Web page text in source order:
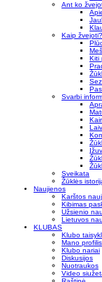
Ant ko
Kaip žvejoti?
Kiti
Svarbi
Sveikata
Žūklės
Naujienos
Karštos
Kibimas
Užsienio
Lietuvos
KLUBAS
Klubo
Mano profilis
Klubo nariai
Diskusijos
Nuotraukos
Video